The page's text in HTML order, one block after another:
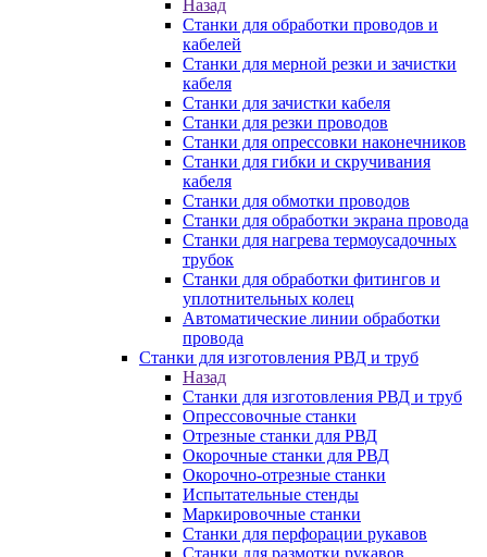
Назад
Станки для обработки проводов и
кабелей
Станки для мерной резки и зачистки
кабеля
Станки для зачистки кабеля
Станки для резки проводов
Станки для опрессовки наконечников
Станки для гибки и скручивания
кабеля
Станки для обмотки проводов
Станки для обработки экрана провода
Станки для нагрева термоусадочных
трубок
Станки для обработки фитингов и
уплотнительных колец
Автоматические линии обработки
провода
Станки для изготовления РВД и труб
Назад
Станки для изготовления РВД и труб
Опрессовочные станки
Отрезные станки для РВД
Окорочные станки для РВД
Окорочно-отрезные станки
Испытательные стенды
Маркировочные станки
Станки для перфорации рукавов
Станки для размотки рукавов